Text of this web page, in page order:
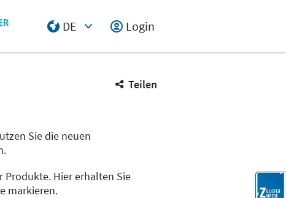
DE
Login
Teilen
Sie die neuen
Produkte. Hier erhalten Sie
markieren.